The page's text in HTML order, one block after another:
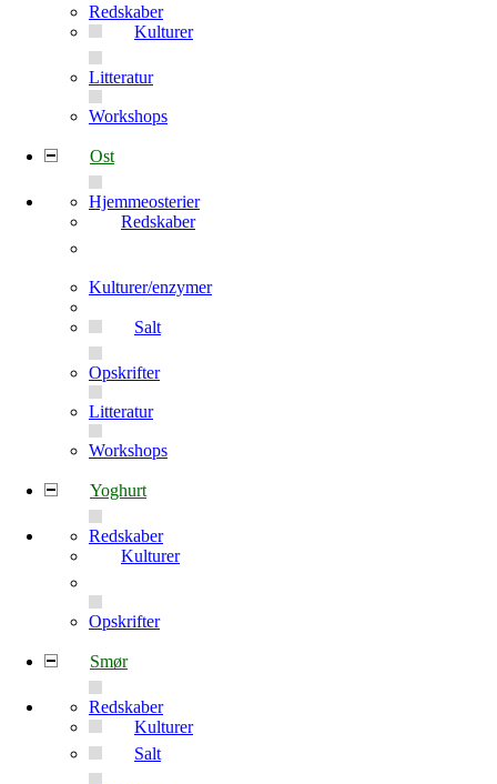
Redskaber
Kulturer
Litteratur
Workshops
Ost
Hjemmeosterier
Redskaber
Kulturer/enzymer
Salt
Opskrifter
Litteratur
Workshops
Yoghurt
Redskaber
Kulturer
Opskrifter
Smør
Redskaber
Kulturer
Salt